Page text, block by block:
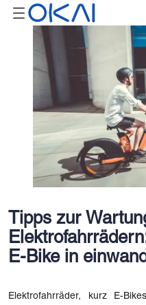
Tipps zur
E-Bike in
Elektrofahrräder, kurz E-